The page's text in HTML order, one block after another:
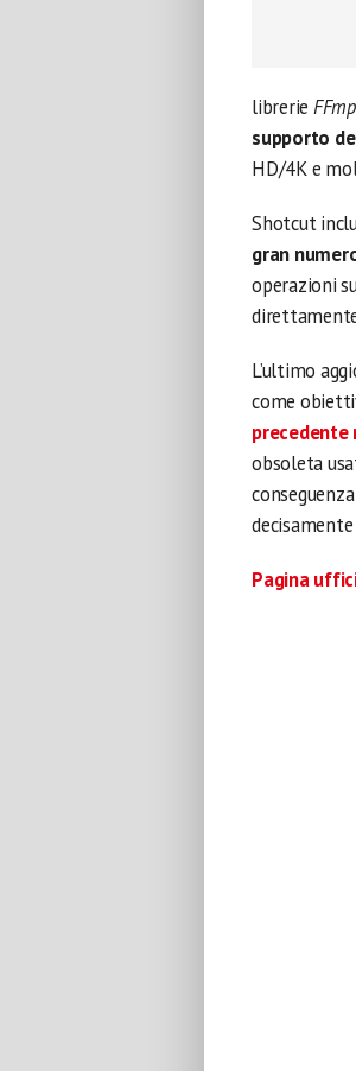
librerie
supporto
HD/4K e
Shotcut
gran
operazioni
L’ultimo
come
precedente
obsoleta
Pagina